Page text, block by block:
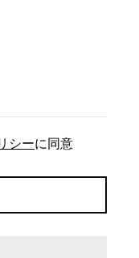
シーに同意